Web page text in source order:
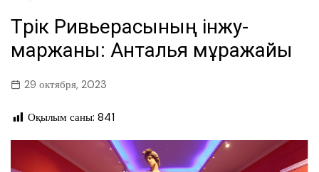
Түрік Ривьерасының інжу-
маржаны: Анталья мұражайы
29 октября, 2023
Оқылым саны: 841